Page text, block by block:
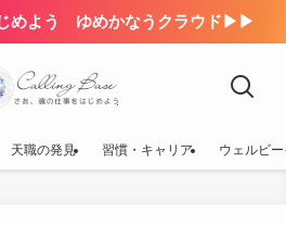
じめよう ゆめかなうクラウド▶▶
天職の発見 習慣・キャリア ウェルビ